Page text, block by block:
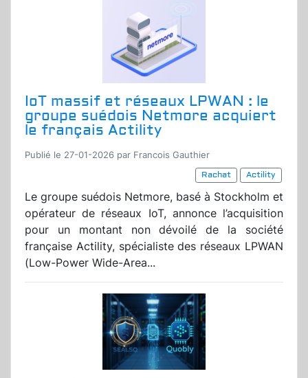
IoT massif et réseaux LPWAN : le
groupe suédois Netmore acquiert
le français Actility
Publié le 27-01-2026 par Francois Gauthier
Rachat
Actility
Le groupe suédois Netmore, basé à Stockholm et
opérateur de réseaux IoT, annonce l’acquisition
pour un montant non dévoilé de la société
française Actility, spécialiste des réseaux LPWAN
(Low-Power Wide-Area...